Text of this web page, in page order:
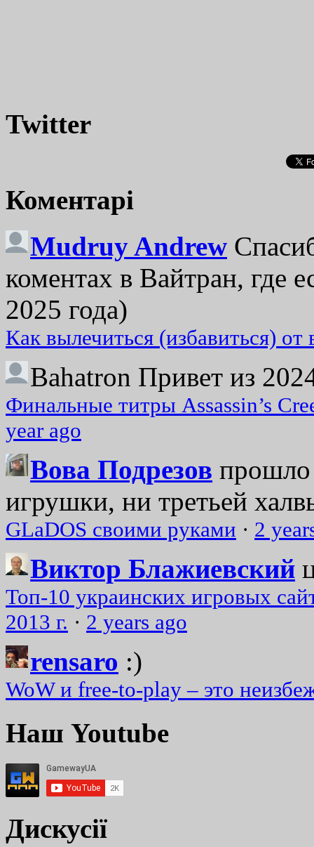
Twitter
Коментарі
Mudruy Andrew
коментах в Вайтран, где
2025 года)
Как вылечиться (избавиться)
Bahatron Привет из
Финальные титры Assassin’s
year ago
Вова Подрезов прошло
игрушки, ни третьей
GLaDOS своими руками · 2
Виктор Блажиевский
Топ-10 украинских игровых
2013 г. · 2 years ago
rensaro :)
WoW и free-to-play – это
Наш Youtube
Дискусії